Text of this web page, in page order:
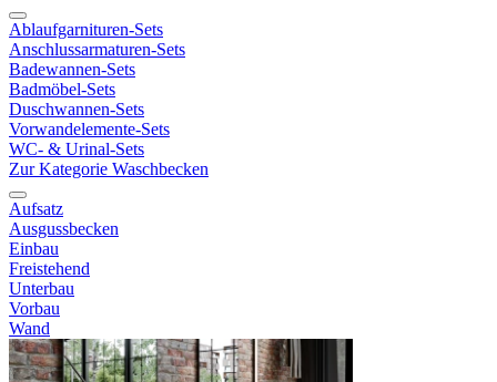
Ablaufgarnituren-Sets
Anschlussarmaturen-Sets
Badewannen-Sets
Badmöbel-Sets
Duschwannen-Sets
Vorwandelemente-Sets
WC- & Urinal-Sets
Zur Kategorie Waschbecken
Aufsatz
Ausgussbecken
Einbau
Freistehend
Unterbau
Vorbau
Wand